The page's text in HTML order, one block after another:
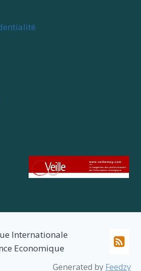
Internationale
Economique
Generated by Feedzy